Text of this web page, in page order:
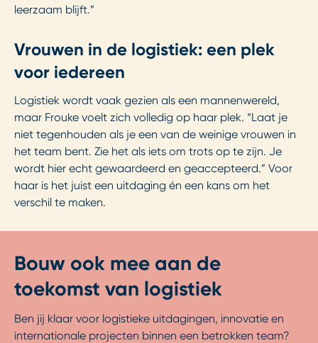
leerzaam blijft.”
Vrouwen in de logistiek: een plek
voor iedereen
Logistiek wordt vaak gezien als een mannenwereld,
maar Frouke voelt zich volledig op haar plek. “Laat je
niet tegenhouden als je een van de weinige vrouwen in
het team bent. Zie het als iets om trots op te zijn. Je
wordt hier echt gewaardeerd en geaccepteerd.” Voor
haar is het juist een uitdaging én een kans om het
verschil te maken.
Bouw ook mee aan de
toekomst van logistiek
Ben jij klaar voor logistieke uitdagingen, innovatie en
internationale projecten binnen een betrokken team?